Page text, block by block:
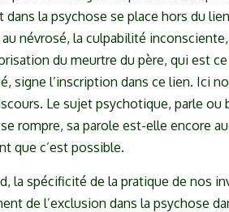
dans la psychose se place hors du
névrosé, la culpabilité
du meurtre du père, qui est
signe l’inscription dans ce lien. Ici
Le sujet psychotique, parle ou
rompre, sa parole est-elle encore
que c’est possible.
la spécificité de la pratique de nos
de l’exclusion dans la psychose